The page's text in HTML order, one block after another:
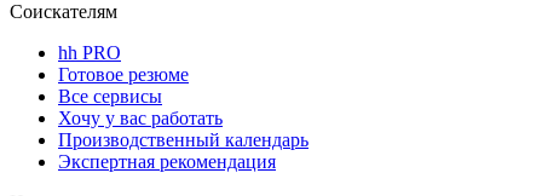
Соискателям
hh PRO
Готовое резюме
Все сервисы
Хочу у вас работать
Производственный календарь
Экспертная рекомендация